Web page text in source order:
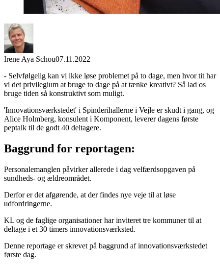
Irene Aya Schou07.11.2022
- Selvfølgelig kan vi ikke løse problemet på to dage, men hvor tit har
vi det privilegium at bruge to dage på at tænke kreativt? Så lad os
bruge tiden så konstruktivt som muligt.
'Innovationsværkstedet' i Spinderihallerne i Vejle er skudt i gang, og
Alice Holmberg, konsulent i Komponent, leverer dagens første
peptalk til de godt 40 deltagere.
Baggrund for reportagen:
Personalemanglen påvirker allerede i dag velfærdsopgaven på
sundheds- og ældreområdet.
Derfor er det afgørende, at der findes nye veje til at løse
udfordringerne.
KL og de faglige organisationer har inviteret tre kommuner til at
deltage i et 30 timers innovationsværksted.
Denne reportage er skrevet på baggrund af innovationsværkstedet
første dag.